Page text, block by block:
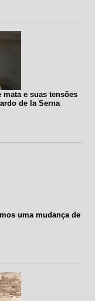
e suas tensões
de la Serna
uma mudança de